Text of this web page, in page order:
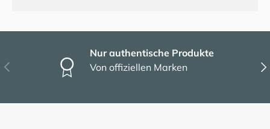
Vorherige
Nur authentische Produkte
Von offiziellen Marken